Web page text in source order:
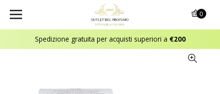
Spedizione gratuita per acquisti superiori a €200
0